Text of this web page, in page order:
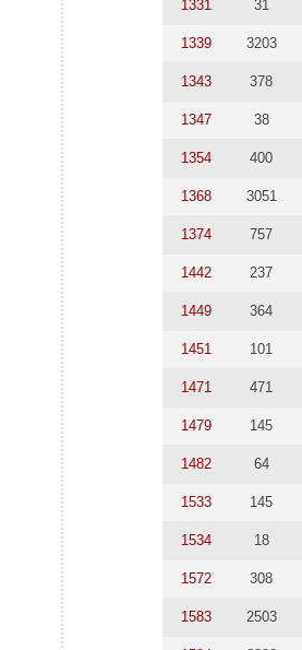
1331 31
1339 3203
1343 378
1347 38
1354 400
1368 3051
1374 757
1442 237
1449 364
1451 101
1471 471
1479 145
1482 64
1533 145
1534 18
1572 308
1583 2503